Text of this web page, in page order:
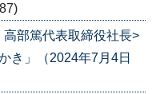
高部篤代表取締役社長>
き」（2024年7月4日